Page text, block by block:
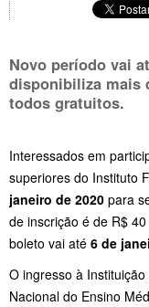
Novo período vai
disponibiliza mais
todos gratuitos.
Interessados em
superiores do Instituto
janeiro de 2020 para
de inscrição é de R$
boleto vai até 6 de
O ingresso à
Nacional do Ensino